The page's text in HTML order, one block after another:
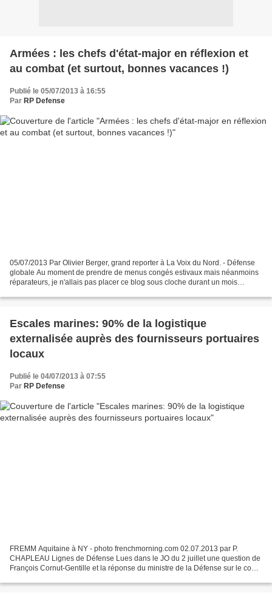
Armées : les chefs d'état-major en réflexion et
au combat (et surtout, bonnes vacances !)
Publié le 05/07/2013 à 16:55
Par RP Defense
05/07/2013 Par Olivier Berger, grand reporter à La Voix du Nord. - Défense
globale Au moment de prendre de menus congés estivaux mais néanmoins
réparateurs, je n'allais pas placer ce blog sous cloche durant un mois
Escales marines: 90% de la logistique
externalisée auprès des fournisseurs portuaires
locaux
Publié le 04/07/2013 à 07:55
Par RP Defense
FREMM Aquitaine à NY - photo frenchmorning.com 02.07.2013 par P.
CHAPLEAU Lignes de Défense Lues dans le JO du 2 juillet une question de
François Cornut-Gentille et la réponse du ministre de la Défense sur le coût